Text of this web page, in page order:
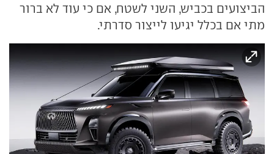
הביצועים בכביש, השני לשטח, אם כי עוד לא ברור
מתי אם בכלל יגיעו לייצור סדרתי.